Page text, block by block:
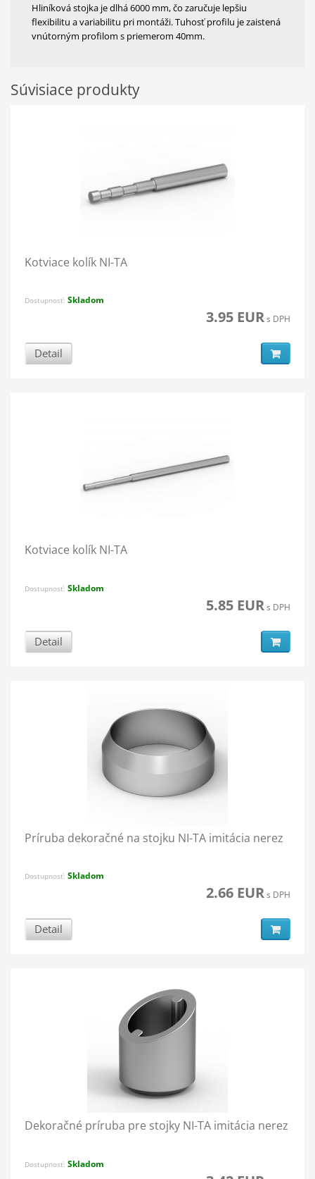
Hliníková stojka je dlhá 6000 mm, čo zaručuje lepšiu
flexibilitu a variabilitu pri montáži. Tuhosť profilu je zaistená
vnútorným profilom s priemerom 40mm.
Súvisiace produkty
Kotviace kolík NI-TA
Dostupnosť: Skladom
3.95 EURs DPH
Detail
Kotviace kolík NI-TA
Dostupnosť: Skladom
5.85 EURs DPH
Detail
Príruba dekoračné na stojku NI-TA imitácia nerez
Dostupnosť: Skladom
2.66 EURs DPH
Detail
Dekoračné príruba pre stojky NI-TA imitácia nerez
Dostupnosť: Skladom